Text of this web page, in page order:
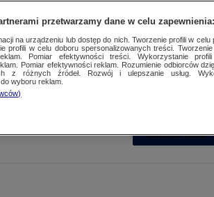
SUBSKRYBUJ
przetwarzamy dane w celu zapewnienia:
na urządzeniu lub dostęp do nich. Tworzenie profili w celu
profili w celu doboru spersonalizowanych treści.
Pomiar efektywności treści. Wykorzystanie
Pomiar efektywności reklam. Rozumienie odbiorców
z różnych źródeł. Rozwój i ulepszanie usług.
wyboru reklam.